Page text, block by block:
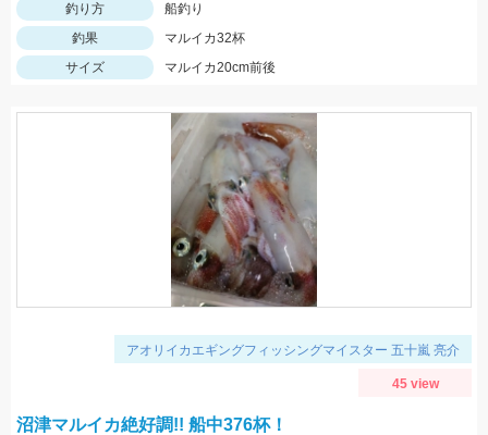
釣り方
船釣り
釣果
マルイカ32杯
サイズ
マルイカ20cm前後
アオリイカエギングフィッシングマイスター 五十嵐 亮介
45 view
沼津マルイカ絶好調!! 船中376杯！